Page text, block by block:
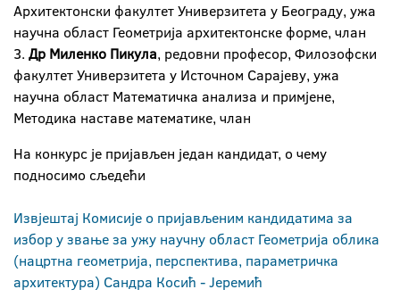
Архитектонски факултет Универзитета у Београду, ужа
научна област Геометрија архитектонске форме, члан
3. Др Миленко Пикула, редовни професор, Филозофски
факултет Универзитета у Источном Сарајеву, ужа
научна област Математичка анализа и примјене,
Методика наставе математике, члан
На конкурс је пријављен један кандидат, о чему
подносимо сљедећи
Извјештај Комисије о пријављеним кандидатима за
избор у звање за ужу научну област Геометрија облика
(нацртна геометрија, перспектива, параметричка
архитектура) Сандра Косић - Јеремић